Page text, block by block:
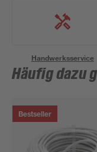
Handwerksservice
Häufig dazu
Bestseller